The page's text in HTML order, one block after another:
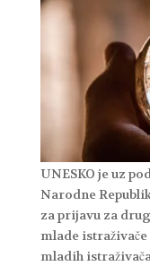
UNESKO je uz
Narodne
za prijavu za
mlade
mladih